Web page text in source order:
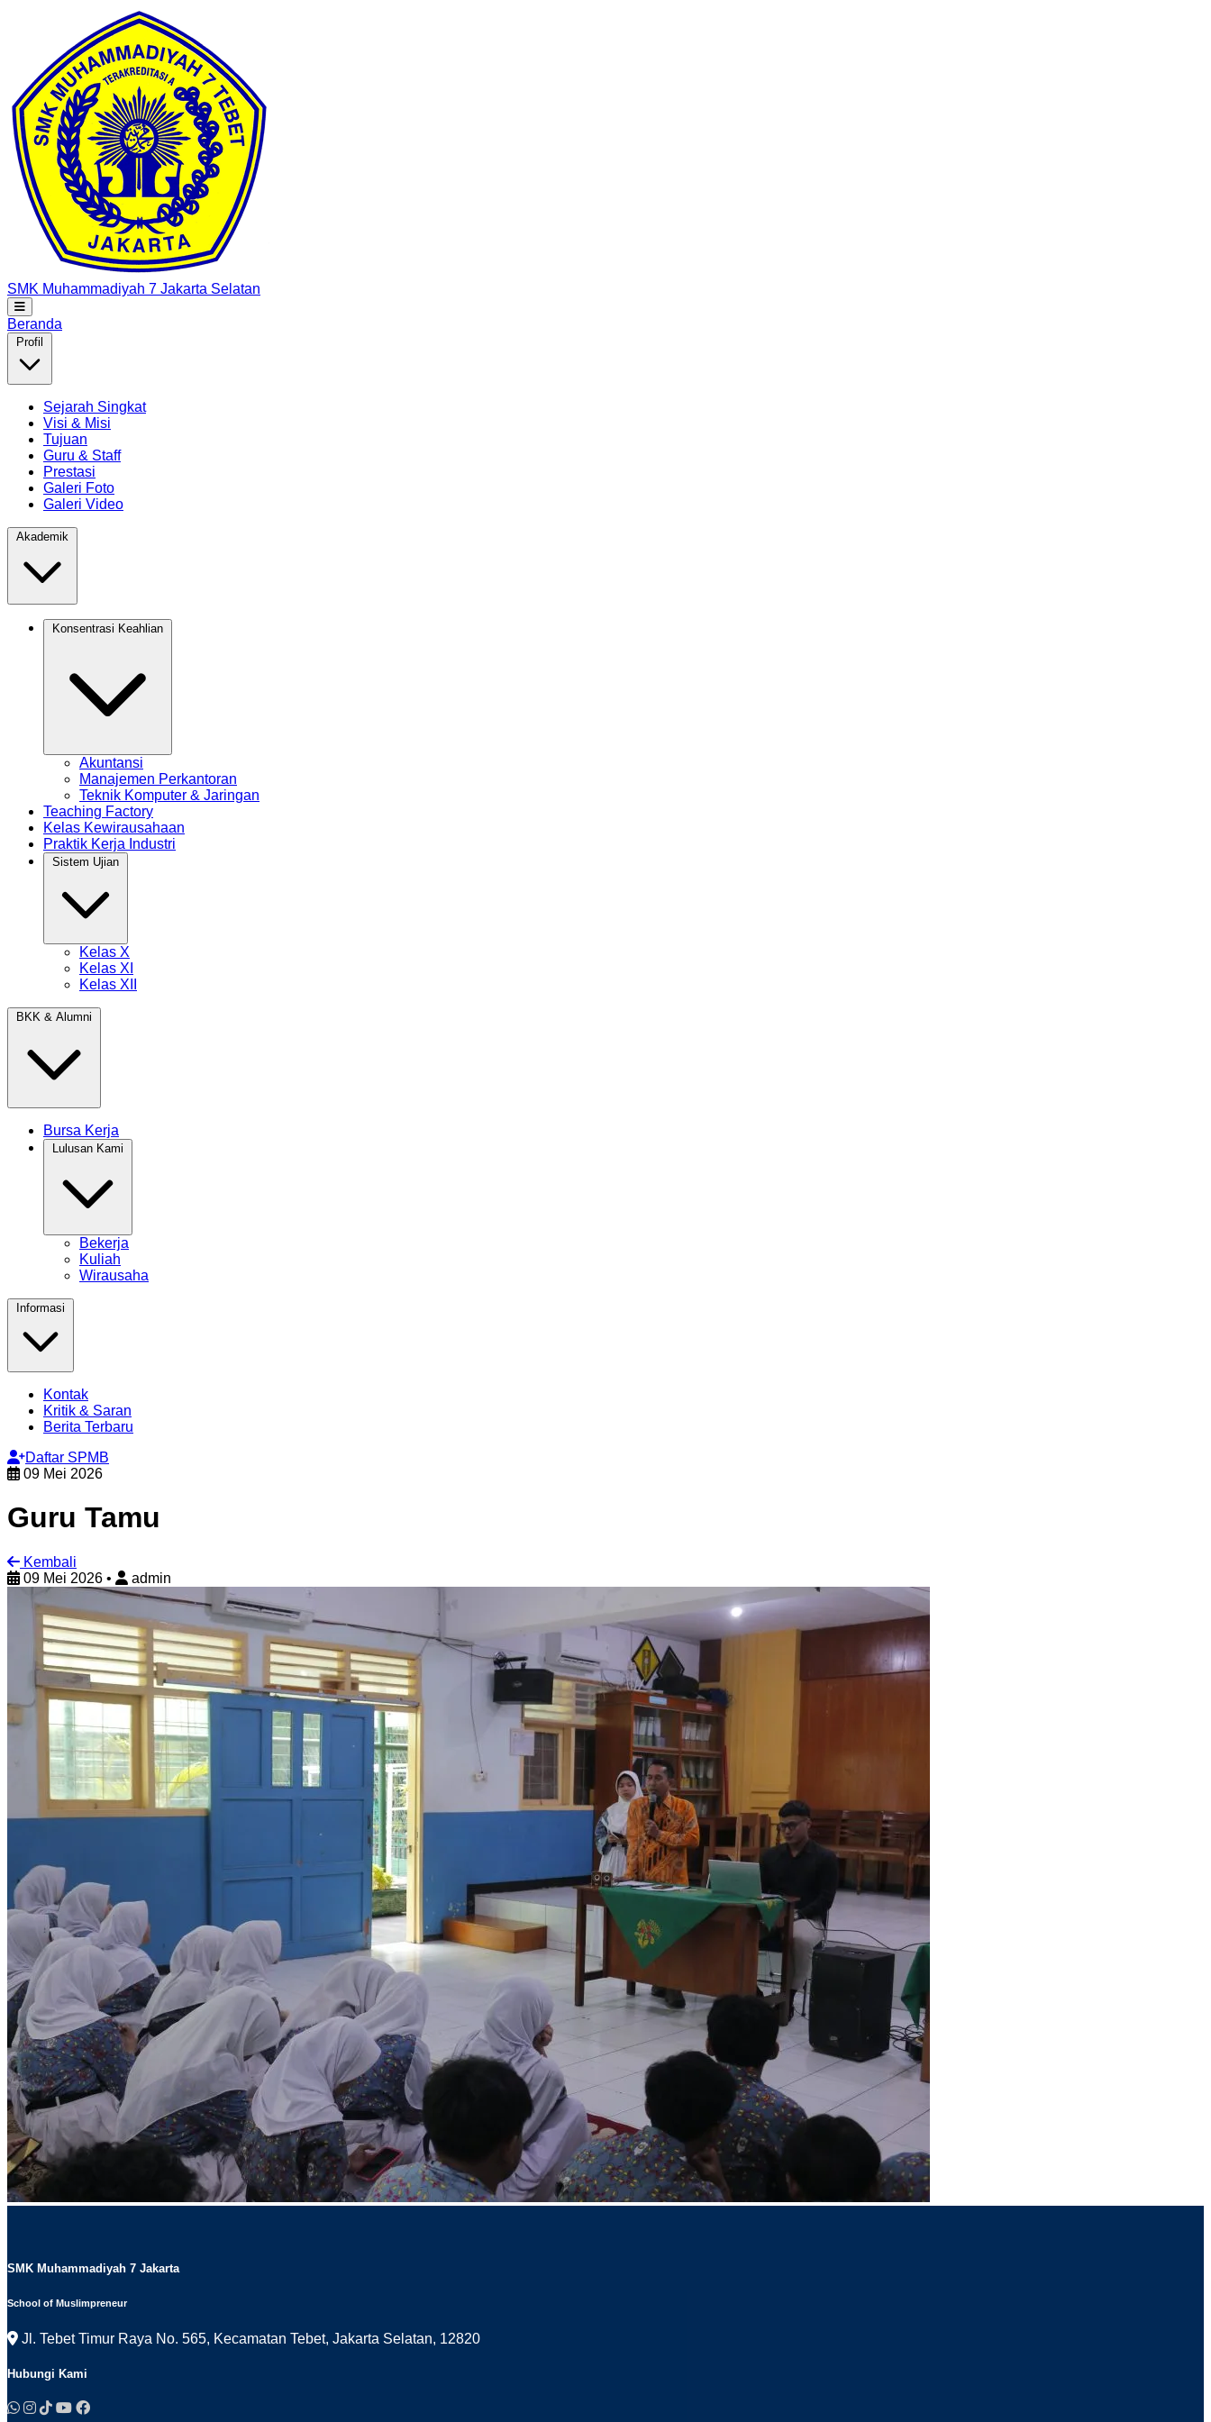
SMK Muhammadiyah 7 Jakarta Selatan
Beranda
Sejarah Singkat
Visi & Misi
Tujuan
Guru & Staff
Prestasi
Galeri Foto
Galeri Video
Akuntansi
Manajemen Perkantoran
Teknik Komputer & Jaringan
Teaching Factory
Kelas Kewirausahaan
Praktik Kerja Industri
Kelas X
Kelas XI
Kelas XII
Bursa Kerja
Bekerja
Kuliah
Wirausaha
Kontak
Kritik & Saran
Berita Terbaru
Daftar SPMB
09 Mei 2026
Guru Tamu
Kembali
09 Mei 2026 • admin
SMK Muhammadiyah 7 Jakarta
School of Muslimpreneur
Jl. Tebet Timur Raya No. 565, Kecamatan Tebet, Jakarta Selatan, 12820
Hubungi Kami